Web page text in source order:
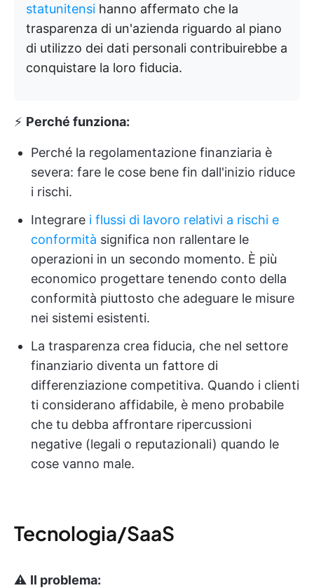
statunitensi hanno affermato che la
trasparenza di un'azienda riguardo al piano
di utilizzo dei dati personali contribuirebbe a
conquistare la loro fiducia.
⚡️ Perché funziona:
Perché la regolamentazione finanziaria è
severa: fare le cose bene fin dall'inizio riduce
i rischi.
Integrare i flussi di lavoro relativi a rischi e
conformità significa non rallentare le
operazioni in un secondo momento. È più
economico progettare tenendo conto della
conformità piuttosto che adeguare le misure
nei sistemi esistenti.
La trasparenza crea fiducia, che nel settore
finanziario diventa un fattore di
differenziazione competitiva. Quando i clienti
ti considerano affidabile, è meno probabile
che tu debba affrontare ripercussioni
negative (legali o reputazionali) quando le
cose vanno male.
Tecnologia/SaaS
⚠️ Il problema: